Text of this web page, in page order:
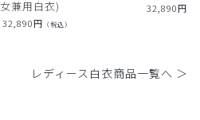
女兼用白衣)
32,890円 （税込）
32,890円
レディース白衣商品一覧へ ＞